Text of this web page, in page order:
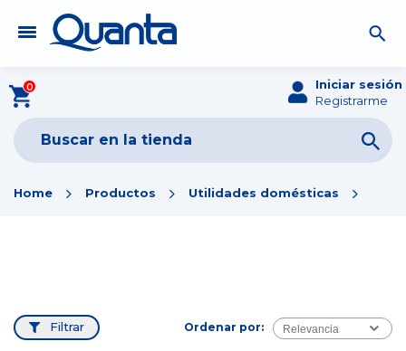
0
Iniciar sesión
Registrarme
Home Productos Utilidades domésticas
Ordenar por: Relevancia
Filtrar